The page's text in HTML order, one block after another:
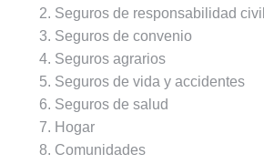
Seguros de responsabilidad civil
Seguros de convenio
Seguros agrarios
Seguros de vida y accidentes
Seguros de salud
Hogar
Comunidades